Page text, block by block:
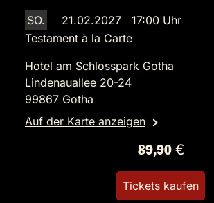
SO.
21.02.2027 17:00 Uhr
Testament à la Carte
Hotel am Schlosspark Gotha
Lindenauallee 20-24
99867 Gotha
Auf der Karte anzeigen
89,90 €
Tickets kaufen